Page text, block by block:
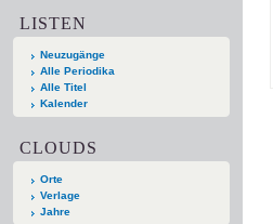
LISTEN
Neuzugänge
Alle Periodika
Alle Titel
Kalender
CLOUDS
Orte
Verlage
Jahre